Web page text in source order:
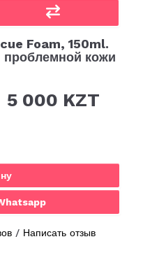
Foam, 150ml.
кожи
5 000 KZT
/ Написать отзыв